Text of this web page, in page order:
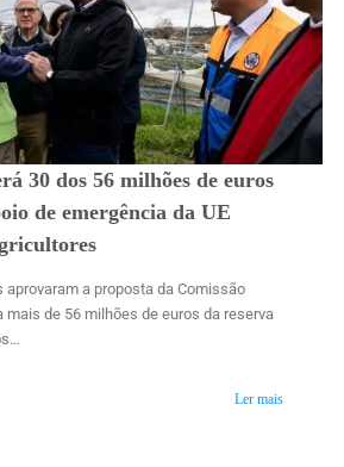
30 dos 56 milhões de euros
de emergência da UE
aprovaram a proposta da Comissão
mais de 56 milhões de euros da reserva
Ler mais